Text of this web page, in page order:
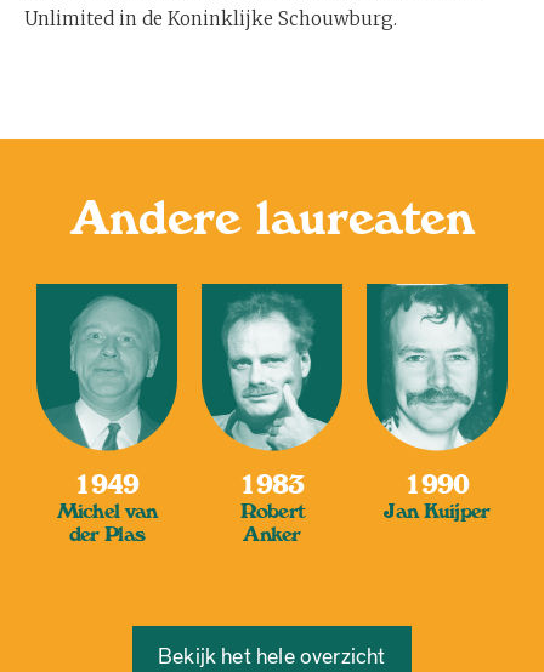
Unlimited in de Koninklijke Schouwburg.
Andere laureaten
1949
Michel van
der Plas
1983
Robert
Anker
1990
Jan Kuijper
Bekijk het hele overzicht